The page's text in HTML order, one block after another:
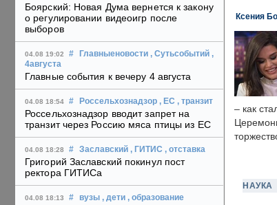
Боярский: Новая Дума вернется к закону
о регулировании видеоигр после
выборов
04.08 19:02 # Главныеновости , Сутьсобытий ,
4августа
Главные события к вечеру 4 августа
04.08 18:54 # Россельхознадзор , ЕС , транзит
Россельхознадзор вводит запрет на
транзит через Россию мяса птицы из ЕС
04.08 18:28 # Заславский , ГИТИС , отставка
Григорий Заславский покинул пост
ректора ГИТИСа
04.08 18:13 # вузы , дети , образование
Ксения
– как
НАУКА